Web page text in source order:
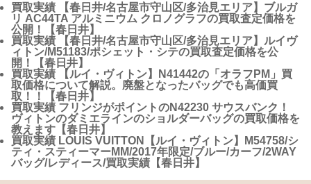
買取実績 【春日井/名古屋市守山区/多治見エリア】ブルガ
リ AC44TA アルミニウム クロノグラフの買取査定価格を
公開！【春日井】
買取実績 【春日井/名古屋市守山区/多治見エリア】ルイヴ
ィトン/M51183/ポシェット・シテの買取査定価格を公
開！【春日井】
買取実績 【ルイ・ヴィトン】N41442の「オラフPM」買
取価格について解説。廃盤となったバッグでも高価買
取！！【春日井】
買取実績 フリンジがポイントのN42230 サウスバンク！
ヴィトンのダミエラインのショルダーバッグの買取価格を
教えます【春日井】
買取実績 LOUIS VUITTON【ルイ・ヴィトン】M54758/シ
ティ・スティーマーMM/2017年限定/ブルー/カーフ/2WAY
バッグ/レディース/買取実績【春日井】